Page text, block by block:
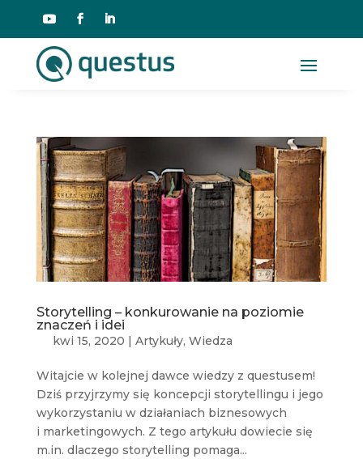
Storytelling – konkurowanie na poziomie
znaczeń i idei
kwi 15, 2020 | Artykuły, Wiedza
Witajcie w kolejnej dawce wiedzy z questusem!
Dziś przyjrzymy się koncepcji storytellingu i jego
wykorzystaniu w działaniach biznesowych
i marketingowych. Z tego artykułu dowiecie się
m.in. dlaczego storytelling pomaga...